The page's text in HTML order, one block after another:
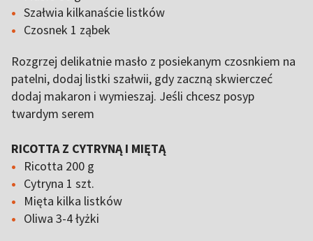
Szałwia kilkanaście listków
Czosnek 1 ząbek
Rozgrzej delikatnie masło z posiekanym czosnkiem na
patelni, dodaj listki szałwii, gdy zaczną skwierczeć
dodaj makaron i wymieszaj. Jeśli chcesz posyp
twardym serem
RICOTTA Z CYTRYNĄ I MIĘTĄ
Ricotta 200 g
Cytryna 1 szt.
Mięta kilka listków
Oliwa 3-4 łyżki